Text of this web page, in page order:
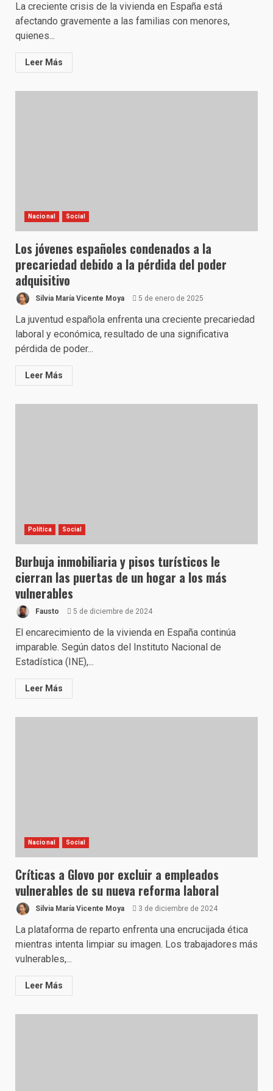
La creciente crisis de la vivienda en España está
afectando gravemente a las familias con menores,
quienes...
Leer Más
Nacional Social
Los jóvenes españoles condenados a la
precariedad debido a la pérdida del poder
adquisitivo
Silvia María Vicente Moya 5 de enero de 2025
La juventud española enfrenta una creciente precariedad
laboral y económica, resultado de una significativa
pérdida de poder...
Leer Más
Política Social
Burbuja inmobiliaria y pisos turísticos le
cierran las puertas de un hogar a los más
vulnerables
Fausto 5 de diciembre de 2024
El encarecimiento de la vivienda en España continúa
imparable. Según datos del Instituto Nacional de
Estadística (INE),...
Leer Más
Nacional Social
Críticas a Glovo por excluir a empleados
vulnerables de su nueva reforma laboral
Silvia María Vicente Moya 3 de diciembre de 2024
La plataforma de reparto enfrenta una encrucijada ética
mientras intenta limpiar su imagen. Los trabajadores más
vulnerables,...
Leer Más